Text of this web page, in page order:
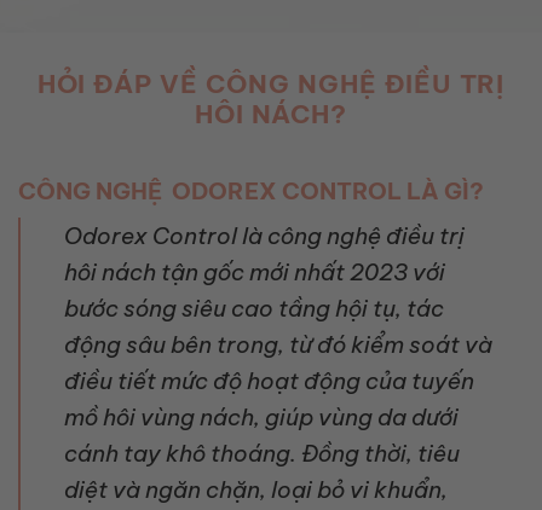
HỎI ĐÁP VỀ CÔNG NGHỆ ĐIỀU TRỊ
HÔI NÁCH?
CÔNG NGHỆ ODOREX CONTROL LÀ GÌ?
Odorex Control là công nghệ điều trị
hôi nách tận gốc mới nhất 2023 với
bước sóng siêu cao tầng hội tụ, tác
động sâu bên trong, từ đó kiểm soát và
điều tiết mức độ hoạt động của tuyến
mồ hôi vùng nách, giúp vùng da dưới
cánh tay khô thoáng. Đồng thời, tiêu
diệt và ngăn chặn, loại bỏ vi khuẩn,